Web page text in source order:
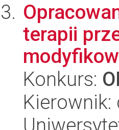
terapii
Konkurs:
Kierownik: